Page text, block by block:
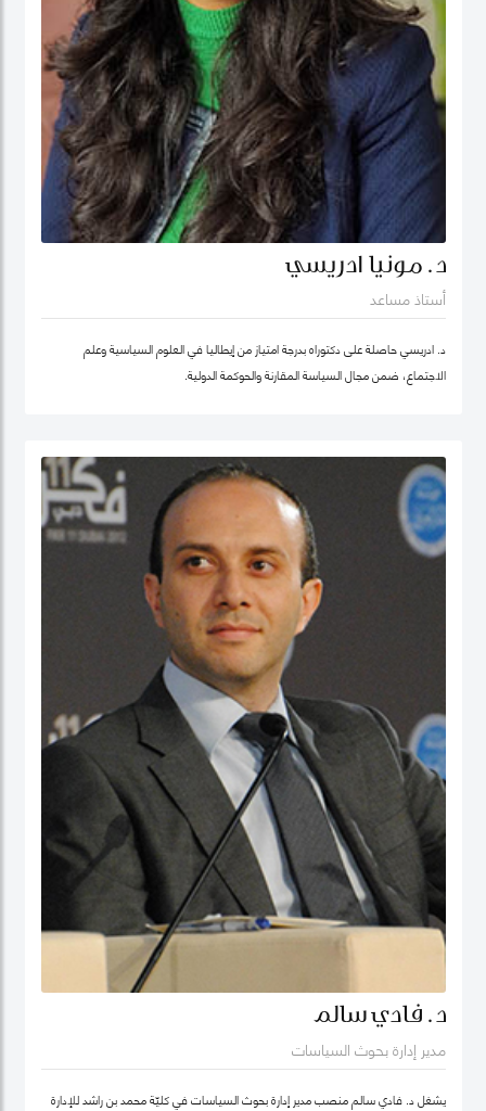
د. مونيا ادريسي
أستاذ مساعد
د. ادريسي حاصلة على دكتوراه بدرجة امتياز من إيطاليا في العلوم السياسية وعلم
الاجتماع، ضمن مجال السياسة المقارنة والحوكمة الدولية.
د. فادي سالم
مدير إدارة بحوث السياسات
يشغل د. فادي سالم منصب مدير إدارة بحوث السياسات في كليّة محمد بن راشد للإدارة